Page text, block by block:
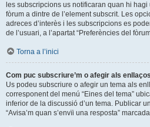
les subscripcions us notificaran quan hi
fòrum a dintre de l’element subscrit. Les
adreces d’interès i les subscripcions es
de l’usuari, a l’apartat “Preferències del
Torna a l’inici
Com puc subscriure’m o afegir als
Us podeu subscriure o afegir un tema als
corresponent del menú “Eines del tema”
inferior de la discussió d’un tema. Publicar
“Avisa’m quan s’envïi una resposta”